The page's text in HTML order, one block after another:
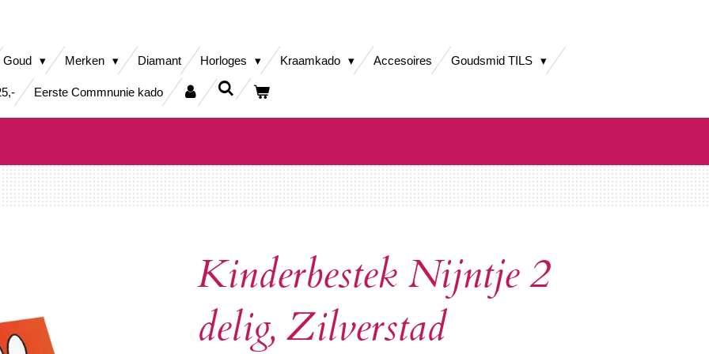
Goud Merken Diamant Horloges Kraamkado Accesoires Goudsmid TILS
Eerste Commnunie kado
Kinderbestek Nijntje 2
delig, Zilverstad